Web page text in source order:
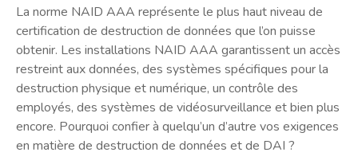
La norme NAID AAA représente le plus haut niveau de
certification de destruction de données que l’on puisse
obtenir. Les installations NAID AAA garantissent un accès
restreint aux données, des systèmes spécifiques pour la
destruction physique et numérique, un contrôle des
employés, des systèmes de vidéosurveillance et bien plus
encore. Pourquoi confier à quelqu’un d’autre vos exigences
en matière de destruction de données et de DAI ?